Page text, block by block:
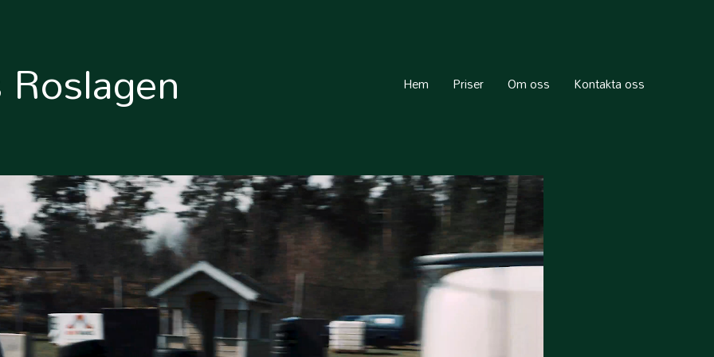
Hem Priser Om oss Kontakta oss